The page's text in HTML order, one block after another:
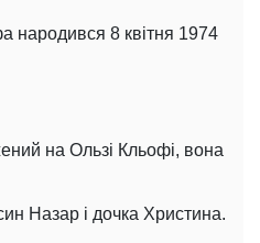
народився 8 квітня 1974
на Ользі Кльофі, вона
Назар і дочка Христина.